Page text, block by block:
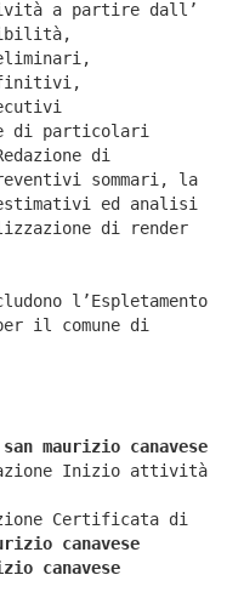
a partire dall’
di particolari
di
sommari, la
ed analisi
di render
l’Espletamento
il comune di
san maurizio canavese
Inizio attività
Certificata di
canavese
canavese